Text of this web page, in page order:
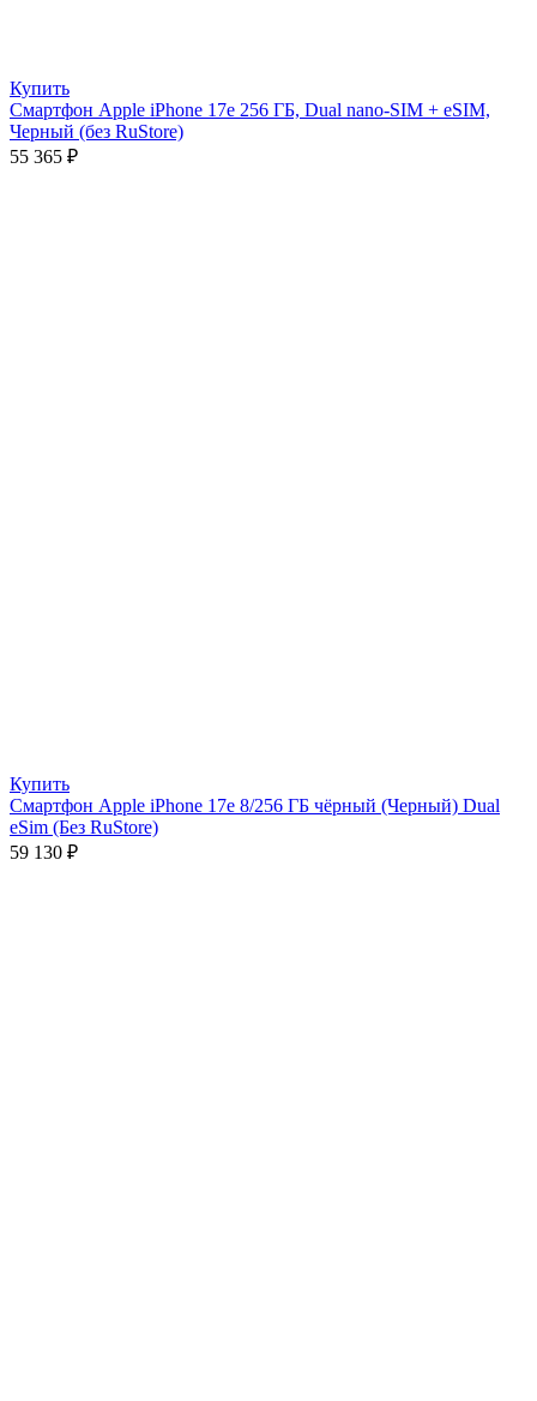
Купить
Смартфон Apple iPhone 17e 256 ГБ, Dual nano-SIM + eSIM,
Черный (без RuStore)
55 365 ₽
Купить
Смартфон Apple iPhone 17e 8/256 ГБ чёрный (Черный) Dual
eSim (Без RuStore)
59 130 ₽